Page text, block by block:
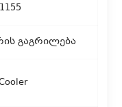
საფოსტო
გაგრილება